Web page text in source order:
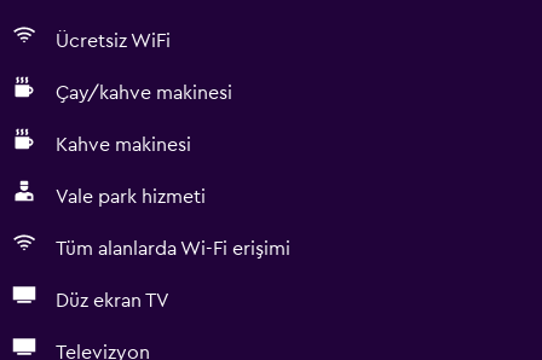
Ücretsiz WiFi
Çay/kahve makinesi
Kahve makinesi
Vale park hizmeti
Tüm alanlarda Wi-Fi erişimi
Düz ekran TV
Televizyon